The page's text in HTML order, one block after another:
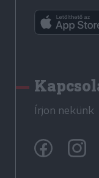
Írjon nekünk